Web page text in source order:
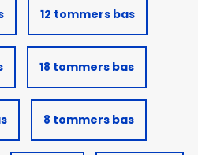
12 tommers bas
18 tommers bas
8 tommers bas